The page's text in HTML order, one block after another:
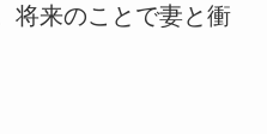
将来のことで妻と衝